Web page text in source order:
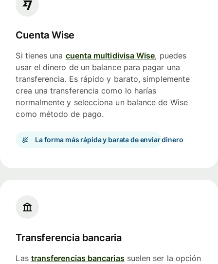
Cuenta Wise
Si tienes una cuenta multidivisa Wise, puedes
usar el dinero de un balance para pagar una
transferencia. Es rápido y barato, simplemente
crea una transferencia como lo harías
normalmente y selecciona un balance de Wise
como método de pago.
La forma más rápida y barata de enviar dinero
Transferencia bancaria
Las transferencias bancariassuelen ser la opción